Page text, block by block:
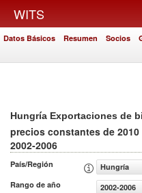
WITS
Datos Básicos Resumen Socios
Hungría Exportaciones de
precios constantes de 2010
2002-2006
País/Región
Hungría
Rango de año
2002-2006